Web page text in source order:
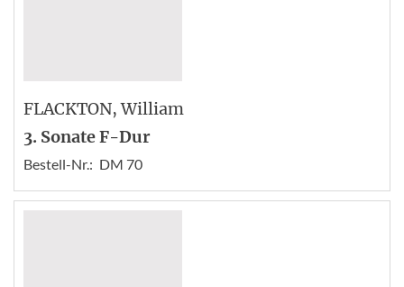
FLACKTON, William
3. Sonate F-Dur
Bestell-Nr.: DM 70